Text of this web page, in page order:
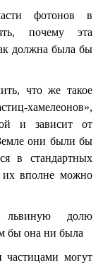
фотонов в
почему эта
должна была бы
что же такое
хамелеонов»,
и зависит от
они были бы
в стандартных
их вполне можно
львиную долю
бы она ни была
могут